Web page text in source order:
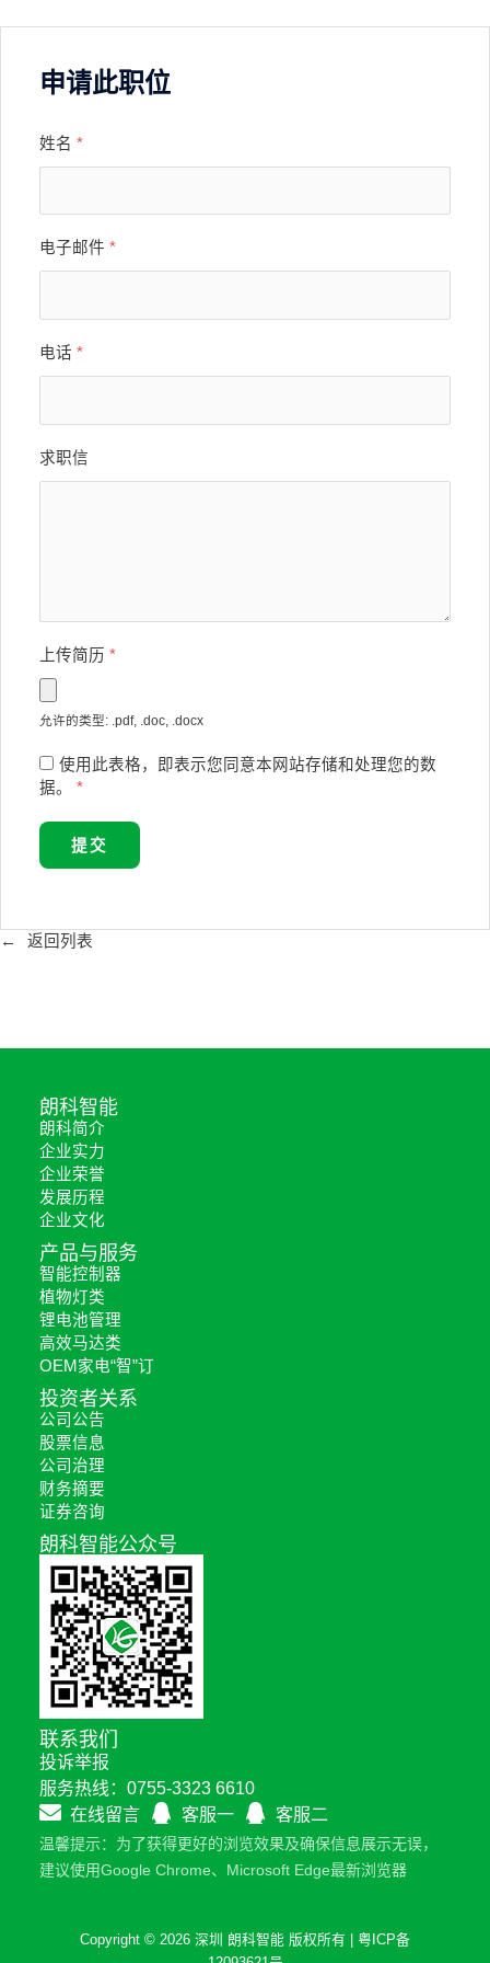
申请此职位
姓名 *
电子邮件 *
电话 *
求职信
上传简历 *
允许的类型: .pdf, .doc, .docx
使用此表格，即表示您同意本网站存储和处理您的数
据。 *
返回列表
朗科智能
朗科简介
企业实力
企业荣誉
发展历程
企业文化
产品与服务
智能控制器
植物灯类
锂电池管理
高效马达类
OEM家电“智”订
投资者关系
公司公告
股票信息
公司治理
财务摘要
证券咨询
朗科智能公众号
联系我们
投诉举报
服务热线：0755-3323 6610
在线留言
客服一 客服二
温馨提示：为了获得更好的浏览效果及确保信息展示无误，
建议使用Google Chrome、Microsoft Edge最新浏览器
Copyright © 2026 深圳 朗科智能 版权所有 | 粤ICP备